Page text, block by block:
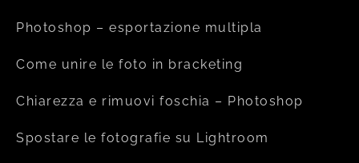
Photoshop – esportazione multipla
Come unire le foto in bracketing
Chiarezza e rimuovi foschia – Photoshop
Spostare le fotografie su Lightroom